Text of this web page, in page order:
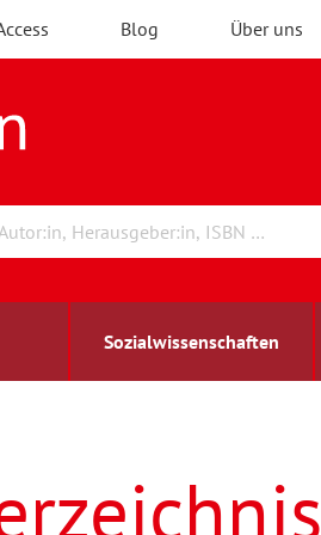
Blog Über uns
Sozialwissenschaften